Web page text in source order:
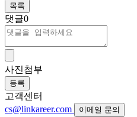
목록
댓글0
사진첨부
등록
고객센터
cs@linkareer.com
이메일 문의